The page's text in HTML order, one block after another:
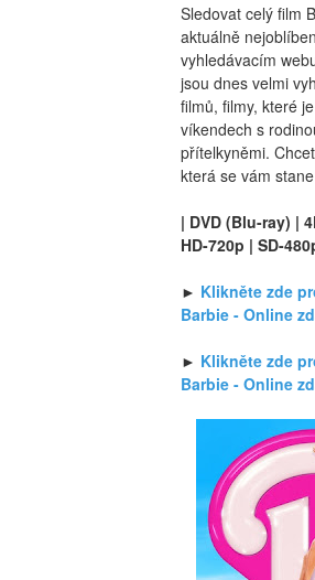
Sledovat celý film
aktuálně
vyhledávacím
jsou dnes velmi
filmů, filmy, které
víkendech s
přítelkyněmi.
která se vám
| DVD (Blu-ray) |
HD-720p | SD-
► Klikněte zde
Barbie - Online
► Klikněte zde
Barbie - Online